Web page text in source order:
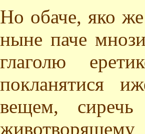
Но обаче, яко
ныне паче
глаголю
покланятися
вещем,